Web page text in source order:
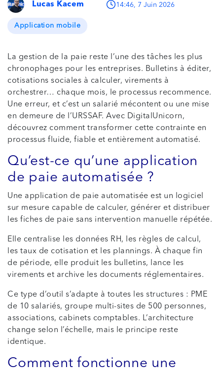
Lucas Kacem 14:46, 7 Juin 2026
Application mobile
La gestion de la paie reste l’une des tâches les plus
chronophages pour les entreprises. Bulletins à éditer,
cotisations sociales à calculer, virements à
orchestrer… chaque mois, le processus recommence.
Une erreur, et c’est un salarié mécontent ou une mise
en demeure de l’URSSAF. Avec DigitalUnicorn,
découvrez comment transformer cette contrainte en
processus fluide, fiable et entièrement automatisé.
Qu’est-ce qu’une application
de paie automatisée ?
Une application de paie automatisée est un logiciel
sur mesure capable de calculer, générer et distribuer
les fiches de paie sans intervention manuelle répétée.
Elle centralise les données RH, les règles de calcul,
les taux de cotisation et les plannings. À chaque fin
de période, elle produit les bulletins, lance les
virements et archive les documents réglementaires.
Ce type d’outil s’adapte à toutes les structures : PME
de 10 salariés, groupe multi-sites de 500 personnes,
associations, cabinets comptables. L’architecture
change selon l’échelle, mais le principe reste
identique.
Comment fonctionne une